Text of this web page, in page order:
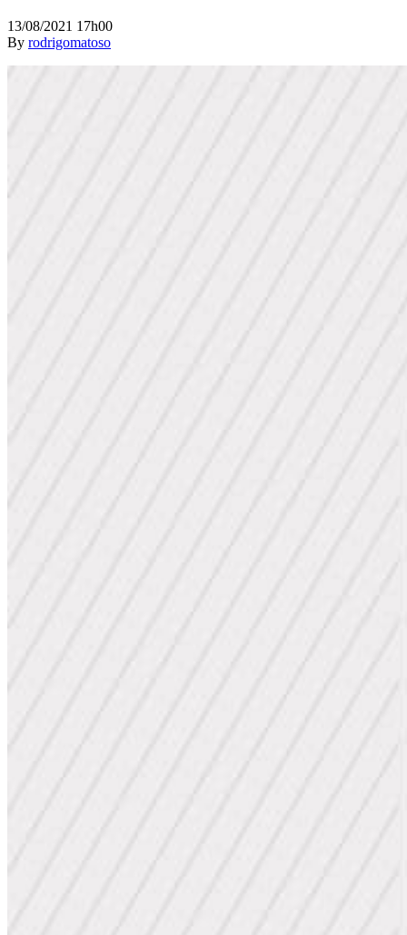
13/08/2021 17h00
By rodrigomatoso